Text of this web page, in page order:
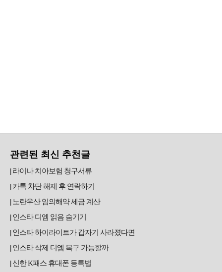
관련된 최신 추천글
라이나 치아보험 청구서류
카톡 차단 해제 후 연락하기
노란우산 임의해약 세금 계산
인스타 디엠 읽음 숨기기
인스타 하이라이트가 갑자기 사라졌다면
인스타 삭제 디엠 복구 가능할까
신한 K패스 휴대폰 등록법